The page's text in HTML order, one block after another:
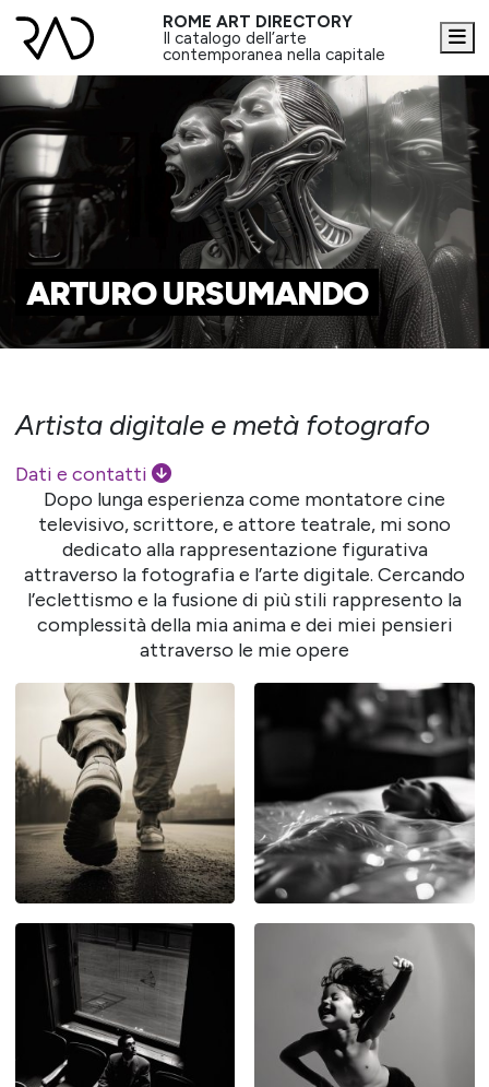
ROME ART DIRECTORY
Il catalogo dell’arte
contemporanea nella capitale
ARTURO URSUMANDO
Artista digitale e metà fotografo
Dati e contatti
Dopo lunga esperienza come montatore cine
televisivo, scrittore, e attore teatrale, mi sono
dedicato alla rappresentazione figurativa
attraverso la fotografia e l’arte digitale. Cercando
l’eclettismo e la fusione di più stili rappresento la
complessità della mia anima e dei miei pensieri
attraverso le mie opere